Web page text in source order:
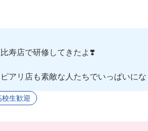
寿店で研修してきたよ❣️
アリ店も素敵な人たちでいっぱいに
校生歓迎